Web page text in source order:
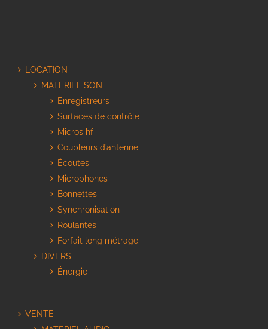
LOCATION
MATERIEL SON
Enregistreurs
Surfaces de contrôle
Micros hf
Coupleurs d’antenne
Écoutes
Microphones
Bonnettes
Synchronisation
Roulantes
Forfait long métrage
DIVERS
Énergie
VENTE